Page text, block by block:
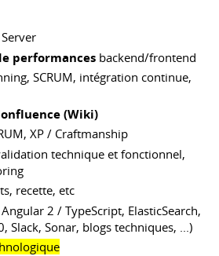
performances backend/frontend
SCRUM, intégration continue,
(Wiki)
XP / Craftmanship
technique et fonctionnel,
recette, etc
Angular 2 / TypeScript, ElasticSearch,
Slack, Sonar, blogs techniques, ...)